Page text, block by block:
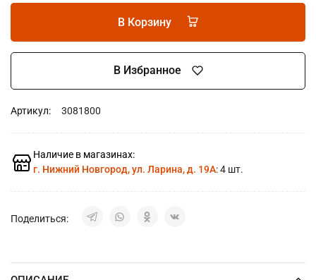
В Корзину
В Избранное
Артикул: 3081800
Наличие в магазинах:
г. Нижний Новгород, ул. Ларина, д. 19А: 4 шт.
Поделиться: